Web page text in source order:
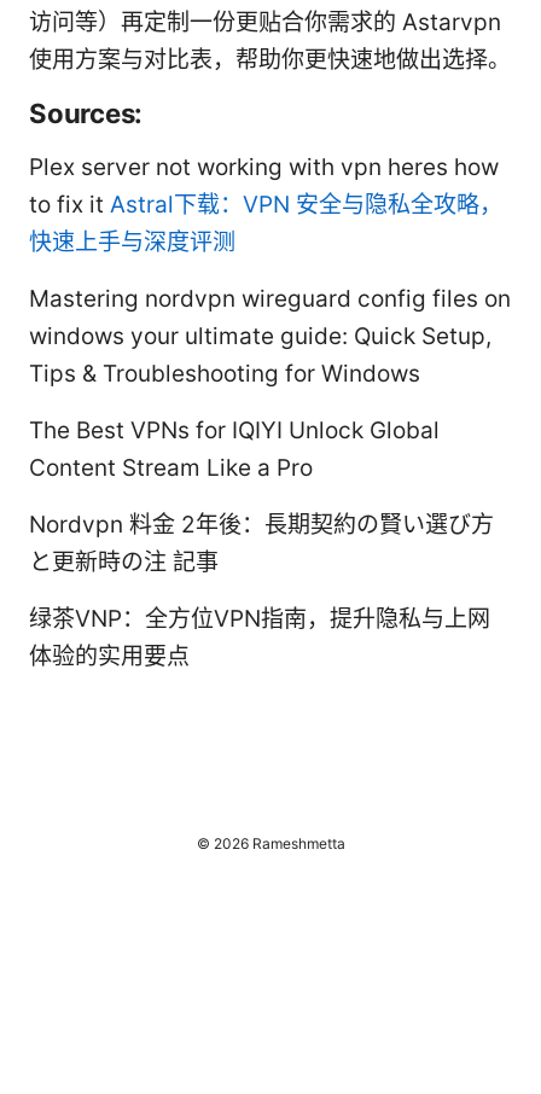
访问等）再定制一份更贴合你需求的 Astarvpn
使用方案与对比表，帮助你更快速地做出选择。
Sources:
Plex server not working with vpn heres how
to fix it Astral下载：VPN 安全与隐私全攻略，
快速上手与深度评测
Mastering nordvpn wireguard config files on
windows your ultimate guide: Quick Setup,
Tips & Troubleshooting for Windows
The Best VPNs for IQIYI Unlock Global
Content Stream Like a Pro
Nordvpn 料金 2年後：長期契約の賢い選び方
と更新時の注 記事
绿茶VNP：全方位VPN指南，提升隐私与上网
体验的实用要点
© 2026 Rameshmetta